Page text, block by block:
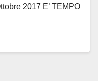
2017 E’ TEMPO